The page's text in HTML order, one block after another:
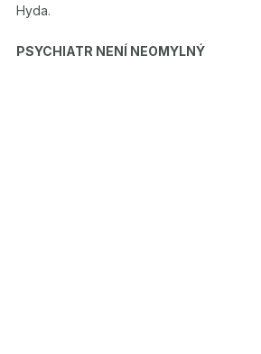
Hyda.
PSYCHIATR NENÍ NEOMYLNÝ